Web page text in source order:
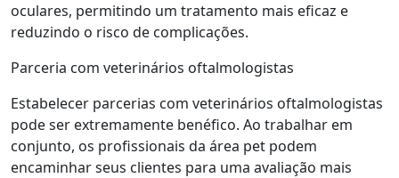
oculares, permitindo um tratamento mais eficaz e
reduzindo o risco de complicações.
Parceria com veterinários oftalmologistas
Estabelecer parcerias com veterinários oftalmologistas
pode ser extremamente benéfico. Ao trabalhar em
conjunto, os profissionais da área pet podem
encaminhar seus clientes para uma avaliação mais